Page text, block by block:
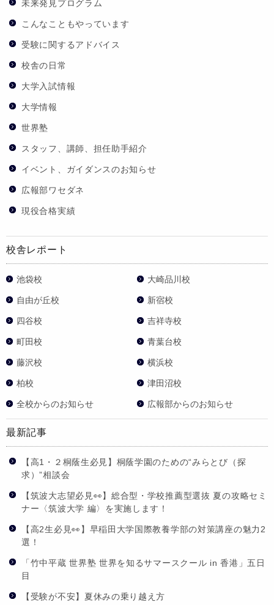
未来発見プログラム
こんなこともやっています
受験に関するアドバイス
校舎の日常
大学入試情報
大学情報
世界塾
スタッフ、講師、担任助手紹介
イベント、ガイダンスのお知らせ
広報部ワセダネ
現役合格実績
校舎レポート
池袋校 大崎品川校
自由が丘校 新宿校
四谷校 吉祥寺校
町田校 青葉台校
藤沢校 横浜校
柏校 津田沼校
全校からのお知らせ 広報部からのお知らせ
最新記事
【高1・２桐蔭生必見】桐蔭学園のための“みらとび（探
求）”相談会
【筑波大志望必見👀】総合型・学校推薦型選抜 夏の攻略セミ
ナー〈筑波大学 編〉を実施します！
【高2生必見👀】早稲田大学国際教養学部の対策講座の魅力2
選！
「竹中平蔵 世界塾 世界を知るサマースクール in 香港」五日
目
【受験が不安】夏休みの乗り越え方